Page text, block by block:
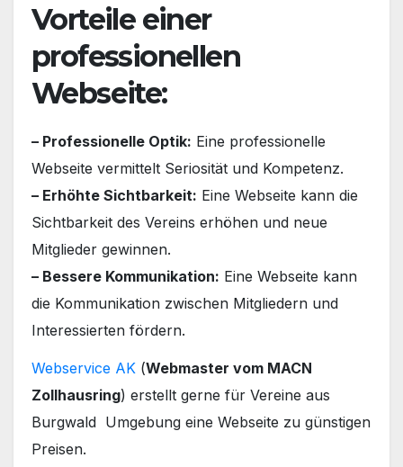
Vorteile einer
professionellen
Webseite:
– Professionelle Optik: Eine professionelle
Webseite vermittelt Seriosität und Kompetenz.
– Erhöhte Sichtbarkeit: Eine Webseite kann die
Sichtbarkeit des Vereins erhöhen und neue
Mitglieder gewinnen.
– Bessere Kommunikation: Eine Webseite kann
die Kommunikation zwischen Mitgliedern und
Interessierten fördern.
Webservice AK (Webmaster vom MACN
Zollhausring) erstellt gerne für Vereine aus
Burgwald Umgebung eine Webseite zu günstigen
Preisen.